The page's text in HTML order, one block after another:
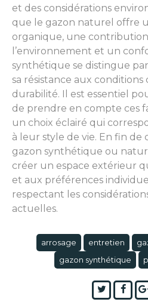
et des considérations
que le gazon naturel offre
organique, une contribution
l’environnement et un
synthétique se distingue
sa résistance aux conditions
durabilité. Il est essentiel
de prendre en compte ces
un choix éclairé qui
à leur style de vie. En fin de
gazon synthétique ou
créer un espace extérieur
et aux préférences
respectant les
actuelles.
arrosage entretien
gazon synthétique
Twitter